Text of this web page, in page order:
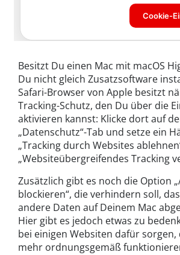
Besitzt Du einen Mac mit macOS
Du nicht gleich Zusatzsoftware
Safari-Browser von Apple besitzt
Tracking-Schutz, den Du über die
aktivieren kannst: Klicke dort auf
„Datenschutz“-Tab und setze ein
„Tracking durch Websites
„Websiteübergreifendes Tracking
Zusätzlich gibt es noch die Option
blockieren“, die verhindern soll,
andere Daten auf Deinem Mac
Hier gibt es jedoch etwas zu
bei einigen Websiten dafür sorgen,
mehr ordnungsgemäß